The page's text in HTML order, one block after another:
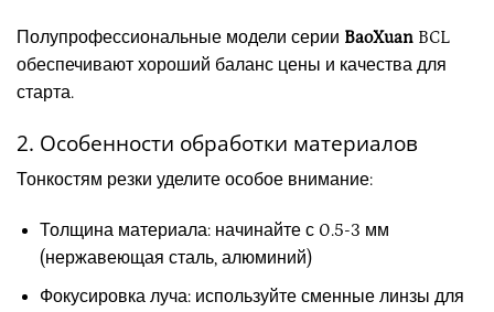
Полупрофессиональные модели серии BaoXuan BCL
обеспечивают хороший баланс цены и качества для
старта.
2. Особенности обработки материалов
Тонкостям резки уделите особое внимание:
Толщина материала: начинайте с 0.5-3 мм
(нержавеющая сталь, алюминий)
Фокусировка луча: используйте сменные линзы для